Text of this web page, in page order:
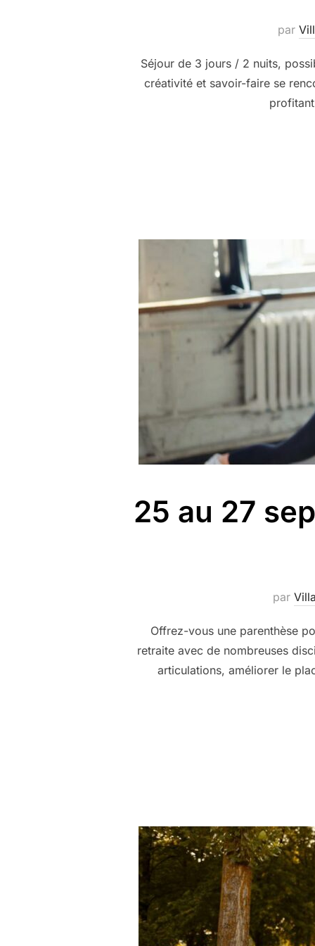
par
Séjour de 3 jours / 2 nuits,
créativité et savoir-faire se
25 au 27
par
Offrez-vous une parenthèse
retraite avec de nombreuses
articulations, améliorer le